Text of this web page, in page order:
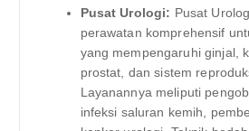
Pusat Urologi: Pusat
perawatan komprehensif
yang mempengaruhi ginjal,
prostat, dan sistem
Layanannya meliputi
infeksi saluran kemih,